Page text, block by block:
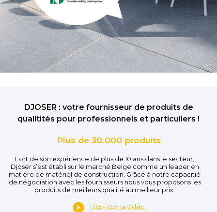
DJOSER : votre fournisseur de produits de
qualitités pour professionnels et particuliers !
Plus de 30.000 produits
Fort de son expérience de plus de 10 ans dans le secteur,
Djoser s’est établi sur le marché Belge comme un leader en
matière de matériel de construction. Grâce à notre capacitié
de négociation avec les fournisseurs nous vous proposons les
produits de meilleurs qualité au meilleur prix.
1:06 - Voir la vidéo